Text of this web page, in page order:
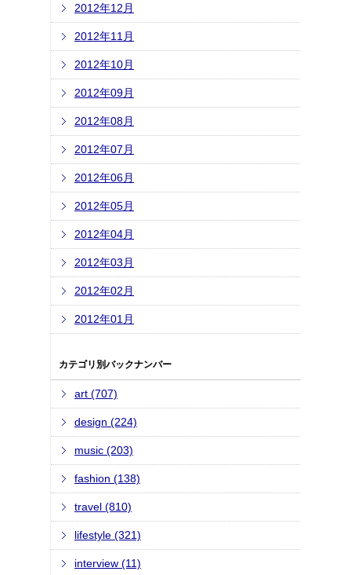
2012年12月
2012年11月
2012年10月
2012年09月
2012年08月
2012年07月
2012年06月
2012年05月
2012年04月
2012年03月
2012年02月
2012年01月
カテゴリ別バックナンバー
art (707)
design (224)
music (203)
fashion (138)
travel (810)
lifestyle (321)
interview (11)